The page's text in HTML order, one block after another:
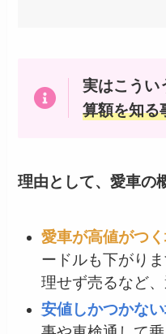
実はこうい
算額を知る
理由として、愛車の
愛車が高値がつ
ードルも下がり
理せず売るなど、
安値しかつかな